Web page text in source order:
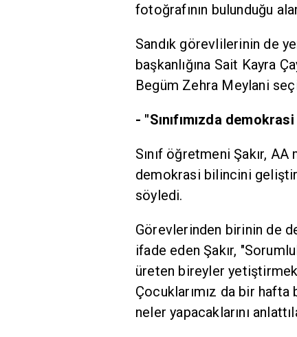
fotoğrafının bulunduğu
Sandık görevlilerinin de
başkanlığına Sait Kayra
Begüm Zehra Meylani
- "Sınıfımızda
Sınıf öğretmeni Şakır,
demokrasi bilincini
söyledi.
Görevlerinden birinin de
ifade eden Şakır,
üreten bireyler
Çocuklarımız da bir hafta
neler yapacaklarını